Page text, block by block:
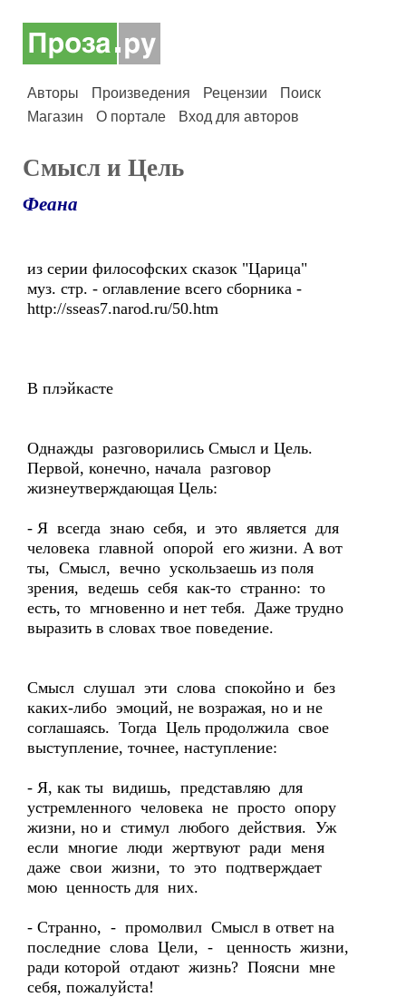
Авторы Произведения Рецензии
Поиск
Магазин
О портале Вход для авторов
Смысл и Цель
Феана
из серии философских сказок "Царица"
муз. стр. - оглавление всего сборника -
http://sseas7.narod.ru/50.htm
В плэйкасте
Однажды разговорились Смысл и Цель.
Первой, конечно, начала разговор
жизнеутверждающая Цель:
- Я всегда знаю себя, и это является для
человека главной опорой его жизни. А вот
ты, Смысл, вечно ускользаешь из поля
зрения, ведешь себя как-то странно: то
есть, то мгновенно и нет тебя. Даже трудно
выразить в словах твое поведение.
Смысл слушал эти слова спокойно и без
каких-либо эмоций, не возражая, но и не
соглашаясь. Тогда Цель продолжила свое
выступление, точнее, наступление:
- Я, как ты видишь, представляю для
устремленного человека не просто опору
жизни, но и стимул любого действия. Уж
если многие люди жертвуют ради меня
даже свои жизни, то это подтверждает
мою ценность для них.
- Странно, - промолвил Смысл в ответ на
последние слова Цели, - ценность жизни,
ради которой отдают жизнь? Поясни мне
себя, пожалуйста!